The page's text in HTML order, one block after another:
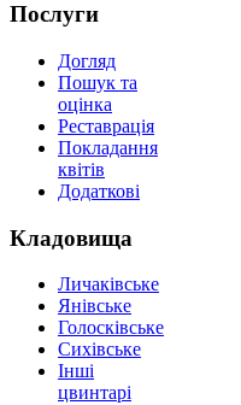
Послуги
Догляд
Пошук та
оцінка
Реставрація
Покладання
квітів
Додаткові
Кладовища
Личаківське
Янівське
Голосківське
Сихівське
Інші
цвинтарі